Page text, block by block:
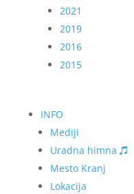
2021
2019
2016
2015
INFO
Mediji
Uradna himna
Mesto Kranj
Lokacija